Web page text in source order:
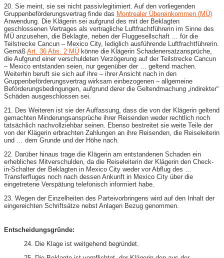
20. Sie meint, sie sei nicht passivlegitimiert. Auf den vorliegenden
Gruppenbeförderungsvertrag finde das Montrealer Übereinkommen (MÜ)
Anwendung. Die Klägerin sei aufgrund des mit der Beklagten
geschlossenen Vertrages als vertragliche Luftfrachtführerin im Sinne des
MÜ anzusehen, die Beklagte, neben der Fluggesellschaft … für die
Teilstrecke Cancun – Mexico City, lediglich ausführende Luftfrachtführerin.
Gemäß Art. 36 Abs. 2 MÜ könne die Klägerin Schadenersatzansprüche,
die Aufgrund einer verschuldeten Verzögerung auf der Teilstrecke Cancun
– Mexico entstanden seien, nur gegenüber der … geltend machen.
Weiterhin beruft sie sich auf ihre – ihrer Ansicht nach in den
Gruppenbeförderungsvertrag wirksam einbezogenen – allgemeine
Beförderungsbedingungen, aufgrund derer die Geltendmachung „indirekter“
Schäden ausgeschlossen sei.
21. Des Weiteren ist sie der Auffassung, dass die von der Klägerin geltend
gemachten Minderungsansprüche ihrer Reisenden weder rechtlich noch
tatsächlich nachvollziehbar seinen. Ebenso bestreitet sie weite Teile der
von der Klägerin erbrachten Zahlungen an ihre Reisenden, die Reiseleiterin
und … dem Grunde und der Höhe nach.
22. Darüber hinaus trage die Klägerin am entstandenen Schaden ein
erhebliches Mitverschulden, da die Reiseleiterin der Klägerin den Check-
in-Schalter der Beklagten in Mexico City weder vor Abflug des …
Transferfluges noch nach dessen Ankunft in Mexico City über die
eingetretene Verspätung telefonisch informiert habe.
23. Wegen der Einzelheiten des Parteivorbringens wird auf den Inhalt der
eingereichten Schriftsätze nebst Anlagen Bezug genommen.
Entscheidungsgründe:
24. Die Klage ist weitgehend begründet.